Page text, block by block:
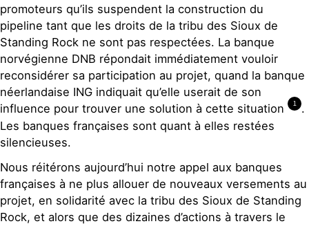
promoteurs qu’ils suspendent la construction du
pipeline tant que les droits de la tribu des Sioux de
Standing Rock ne sont pas respectées. La banque
norvégienne DNB répondait immédiatement vouloir
reconsidérer sa participation au projet, quand la banque
néerlandaise ING indiquait qu’elle userait de son
influence pour trouver une solution à cette situation
1
.
Les banques françaises sont quant à elles restées
silencieuses.
Nous réitérons aujourd’hui notre appel aux banques
françaises à ne plus allouer de nouveaux versements au
projet, en solidarité avec la tribu des Sioux de Standing
Rock, et alors que des dizaines d’actions à travers le